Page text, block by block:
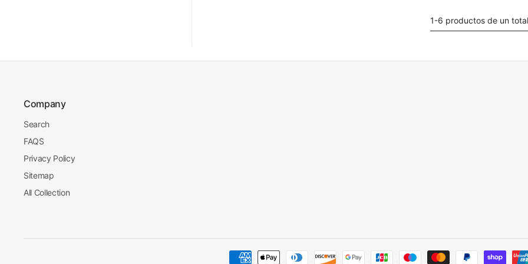
1-6 productos de un
Company
Search
FAQS
Privacy Policy
Sitemap
All Collection